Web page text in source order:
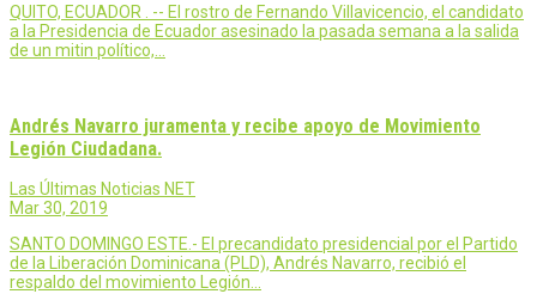
QUITO, ECUADOR . -- El rostro de Fernando Villavicencio, el candidato
a la Presidencia de Ecuador asesinado la pasada semana a la salida
de un mitin político,…
Andrés Navarro juramenta y recibe apoyo de Movimiento
Legión Ciudadana.
Las Últimas Noticias NET
Mar 30, 2019
SANTO DOMINGO ESTE.- El precandidato presidencial por el Partido
de la Liberación Dominicana (PLD), Andrés Navarro, recibió el
respaldo del movimiento Legión…